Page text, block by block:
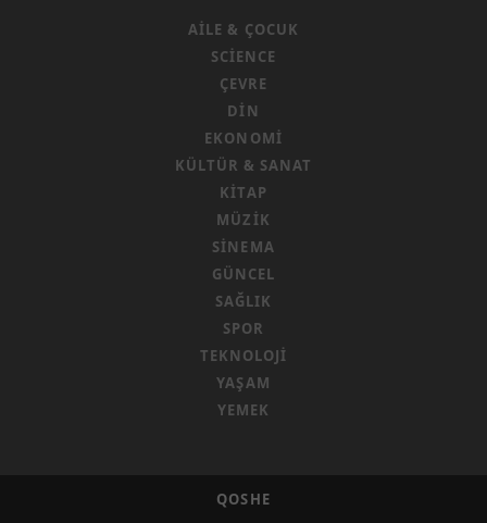
AILE & ÇOCUK
SCIENCE
ÇEVRE
DIN
EKONOMI
KÜLTÜR & SANAT
KITAP
MÜZIK
SINEMA
GÜNCEL
SAĞLIK
SPOR
TEKNOLOJI
YAŞAM
YEMEK
QOSHE